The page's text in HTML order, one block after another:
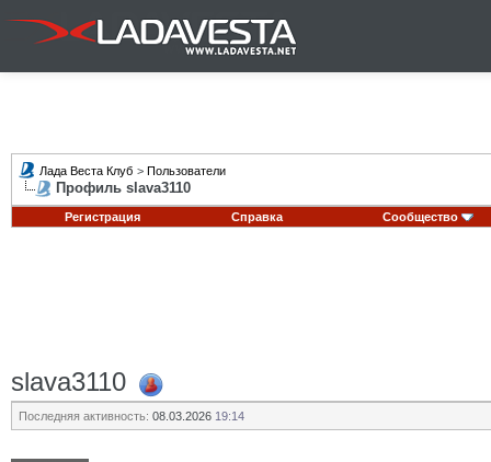
Лада Веста Клуб > Пользователи
Профиль slava3110
Регистрация Справка Сообщество
slava3110
Последняя активность: 08.03.2026 19:14